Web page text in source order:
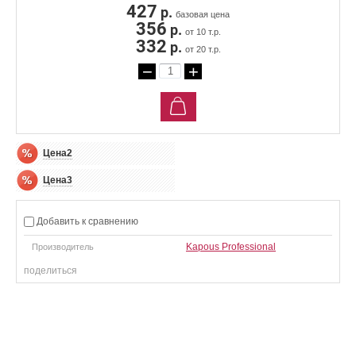
427 р. базовая цена
356 р. от 10 т.р.
332 р. от 20 т.р.
− +
Цена2
Цена3
Добавить к сравнению
Производитель Kapous Professional
поделиться